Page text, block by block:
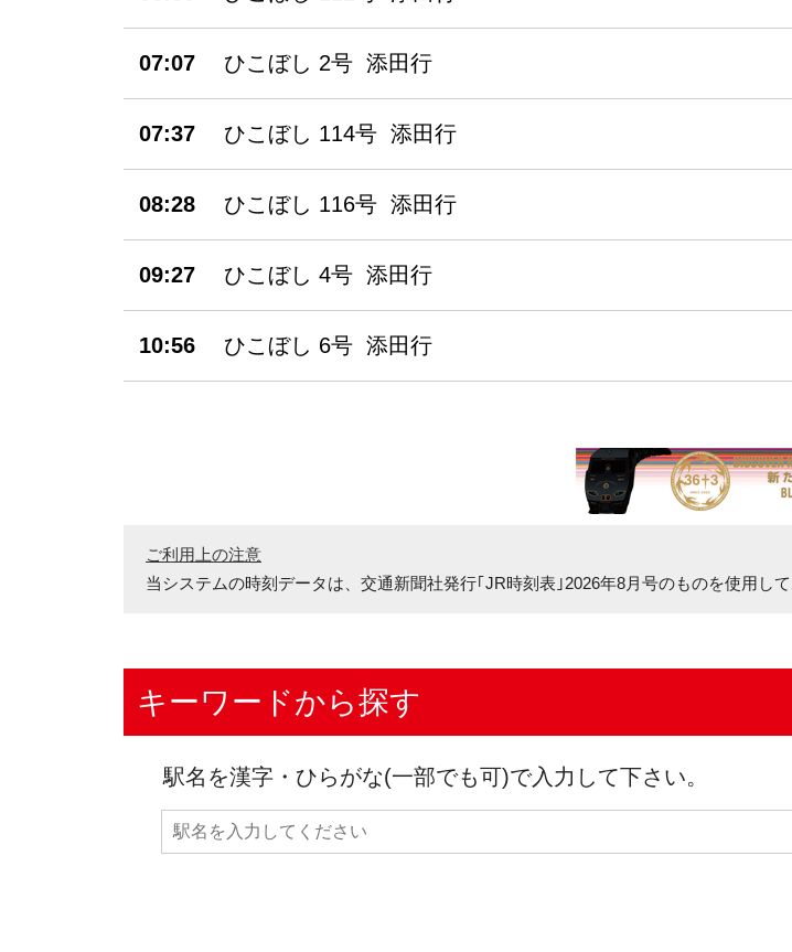
07:07 ひこぼし 2号 添田行
07:37 ひこぼし 114号 添田行
08:28 ひこぼし 116号 添田行
09:27 ひこぼし 4号 添田行
10:56 ひこぼし 6号 添田行
ご利用上の注意
当システムの時刻データは、 交通新聞社発行｢JR時刻表｣2026年8月号のものを使用して
キーワードから探す
駅名を漢字・ひらがな(一部でも可)で入力して下さい。